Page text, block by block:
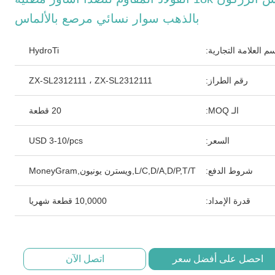
بالذهب سوار نسائي مرصع بالألماس
العلامة التجارية: HydroTi
رقم الطراز: ZX-SL2312111 ، ZX-SL2312111
الـ MOQ: 20 قطعة
السعر: USD 3-10/pcs
شروط الدفع: L/C,D/A,D/P,T/T,ويسترن يونيون,MoneyGram
قدرة الإمداد: 10,0000 قطعة شهريا
احصل على أفضل سعر اتصل الآن